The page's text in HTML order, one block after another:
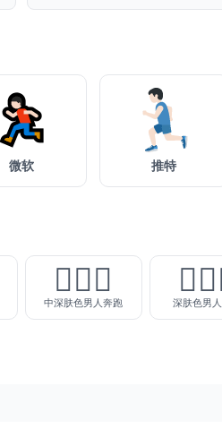
微软 推特
🏃🏾‍♂️
中深肤色男人奔跑 深肤色男